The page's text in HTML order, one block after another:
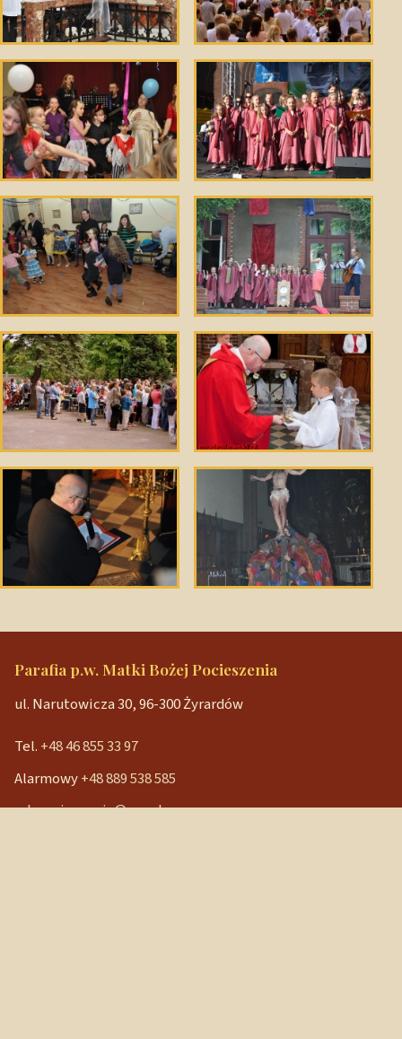
Parafia p.w. Matki Bożej Pocieszenia
ul. Narutowicza 30, 96-300 Żyrardów
Tel. +48 46 855 33 97
Alarmowy+48 889 538 585
mbpocieszenia@wp.pl